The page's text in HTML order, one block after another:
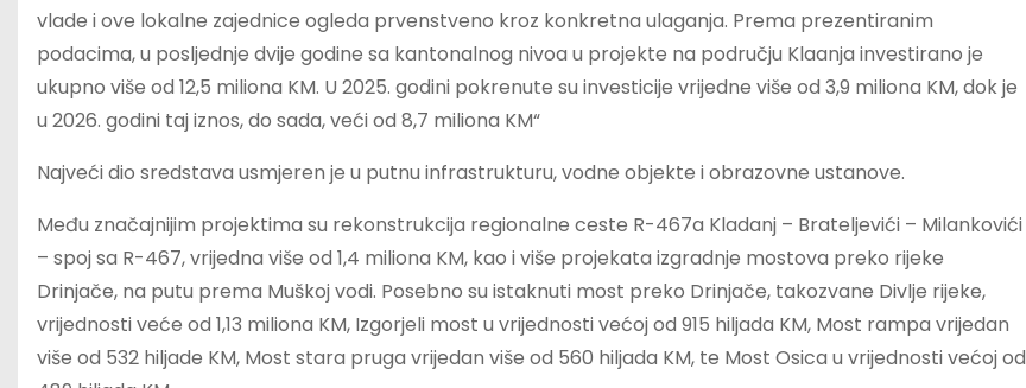
vlade i ove lokalne zajednice ogleda prvenstveno kroz konkretna ulaganja. Prema prezentiranim
podacima, u posljednje dvije godine sa kantonalnog nivoa u projekte na području Klaanja investirano je
ukupno više od 12,5 miliona KM. U 2025. godini pokrenute su investicije vrijedne više od 3,9 miliona KM, dok je
u 2026. godini taj iznos, do sada, veći od 8,7 miliona KM“
Najveći dio sredstava usmjeren je u putnu infrastrukturu, vodne objekte i obrazovne ustanove.
Među značajnijim projektima su rekonstrukcija regionalne ceste R-467a Kladanj – Brateljevići – Milankovići
– spoj sa R-467, vrijedna više od 1,4 miliona KM, kao i više projekata izgradnje mostova preko rijeke
Drinjače, na putu prema Muškoj vodi. Posebno su istaknuti most preko Drinjače, takozvane Divlje rijeke,
vrijednosti veće od 1,13 miliona KM, Izgorjeli most u vrijednosti većoj od 915 hiljada KM, Most rampa vrijedan
više od 532 hiljade KM, Most stara pruga vrijedan više od 560 hiljada KM, te Most Osica u vrijednosti većoj od